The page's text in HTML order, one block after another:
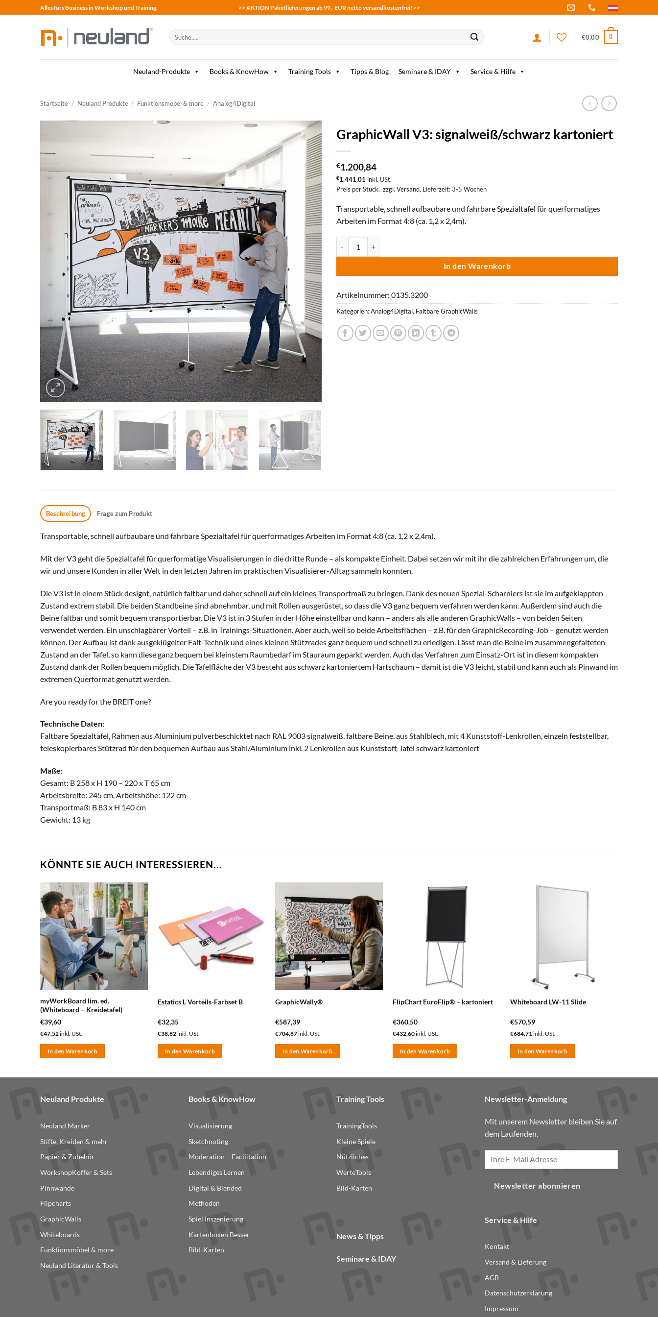
to
Alles fürs Business in Workshop und Training. >> AKTION Paketlieferungen ab 99,- EUR netto versandkostenfrei! >>
Suche
nach:
€0,00 0
Neuland-Produkte Books & KnowHow Training Tools Tipps & Blog Seminare & IDAY Service & Hilfe
Startseite / Neuland Produkte / Funktionsmöbel & more / Analog4Digital
zum
Merkzettel
hinzufügen
GraphicWall V3: signalweiß/schwarz kartoniert
€1.200,84
€1.441,01 inkl. USt.
Preis per Stück, zzgl. Versand, Lieferzeit: 3-5 Wochen
Transportable, schnell aufbaubare und fahrbare Spezialtafel für querformatiges
Arbeiten im Format 4:8 (ca. 1,2 x 2,4m).
In den Warenkorb
Artikelnummer: 0135.3200
Kategorien:Analog4Digital, Faltbare GraphicWalls
Beschreibung Frage zum Produkt
Transportable, schnell aufbaubare und fahrbare Spezialtafel für querformatiges Arbeiten im Format 4:8 (ca. 1,2 x 2,4m).
Mit der V3 geht die Spezialtafel für querformatige Visualisierungen in die dritte Runde – als kompakte Einheit. Dabei setzen wir mit ihr die zahlreichen Erfahrungen um, die
wir und unsere Kunden in aller Welt in den letzten Jahren im praktischen Visualisierer-Alltag sammeln konnten.
Die V3 ist in einem Stück designt, natürlich faltbar und daher schnell auf ein kleines Transportmaß zu bringen. Dank des neuen Spezial-Scharniers ist sie im aufgeklappten
Zustand extrem stabil. Die beiden Standbeine sind abnehmbar, und mit Rollen ausgerüstet, so dass die V3 ganz bequem verfahren werden kann. Außerdem sind auch die
Beine faltbar und somit bequem transportierbar. Die V3 ist in 3 Stufen in der Höhe einstellbar und kann – anders als alle anderen GraphicWalls – von beiden Seiten
verwendet werden. Ein unschlagbarer Vorteil – z.B. in Trainings-Situationen. Aber auch, weil so beide Arbeitsflächen – z.B. für den GraphicRecording-Job – genutzt werden
können. Der Aufbau ist dank ausgeklügelter Falt-Technik und eines kleinen Stützrades ganz bequem und schnell zu erledigen. Lässt man die Beine im zusammengefalteten
Zustand an der Tafel, so kann diese ganz bequem bei kleinstem Raumbedarf im Stauraum geparkt werden. Auch das Verfahren zum Einsatz-Ort ist in diesem kompakten
Zustand dank der Rollen bequem möglich. Die Tafelfläche der V3 besteht aus schwarz kartoniertem Hartschaum – damit ist die V3 leicht, stabil und kann auch als Pinwand im
extremen Querformat genutzt werden.
Are you ready for the BREIT one?
Technische Daten:
Faltbare Spezialtafel, Rahmen aus Aluminium pulverbeschicktet nach RAL 9003 signalweiß, faltbare Beine, aus Stahlblech, mit 4 Kunststoff-Lenkrollen, einzeln feststellbar,
teleskopierbares Stützrad für den bequemen Aufbau aus Stahl/Aluminium inkl. 2 Lenkrollen aus Kunststoff, Tafel schwarz kartoniert
Maße:
Gesamt: B 258 x H 190 – 220 x T 65 cm
Arbeitsbreite: 245 cm, Arbeitshöhe: 122 cm
Transportmaß: B 83 x H 140 cm
Gewicht: 13 kg
KÖNNTE SIE AUCH INTERESSIEREN...
zum
Merkzettel
hinzufügen
myWorkBoard lim. ed.
(Whiteboard – Kreidetafel)
€39,60
€47,52inkl. USt.
In den Warenkorb
zum
Merkzettel
hinzufügen
Estatics L Vorteils-Farbset B
€32,35
€38,82inkl. USt.
In den Warenkorb
zum
Merkzettel
hinzufügen
GraphicWally®
€587,39
€704,87inkl. USt.
In den Warenkorb
Merkzettel
FlipChart EuroFlip® – kartoniert
€360,50
€432,60inkl. USt.
In den Warenkorb
Whiteboard LW-11 Slide
€570,59
€684,71 inkl. USt.
In den Warenkorb
Neuland Produkte
Neuland Marker
Stifte, Kreiden & mehr
Papier & Zubehör
WorkshopKoffer & Sets
Pinnwände
Flipcharts
GraphicWalls
Whiteboards
Funktionsmöbel & more
Neuland Literatur & Tools
Books & KnowHow
Visualisierung
Sketchnoting
Moderation – Facilitation
Lebendiges Lernen
Digital & Blended
Methoden
Spiel Inszenierung
Kartenboxen Besser
Bild-Karten
Training Tools
TrainingTools
Kleine Spiele
Nützliches
WerteTools
Bild-Karten
News & Tipps
Seminare & IDAY
Newsletter-Anmeldung
Mit unserem Newsletter bleiben Sie auf
dem Laufenden.
Newsletter abonnieren
Service & Hilfe
Kontakt
Versand & Lieferung
AGB
Datenschutzerklärung
Impressum